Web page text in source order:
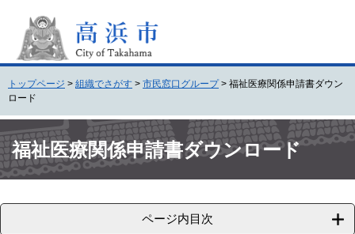
頭
。
飛
て
本
文
トップページ > 組織でさがす > 市民窓口グループ > 福祉医療関係申請書ダウン
ロード
文福祉医療関係申請書ダウンロード
ページ内目次